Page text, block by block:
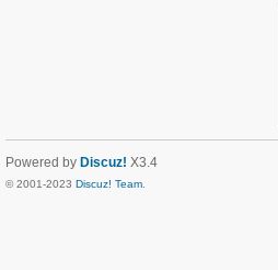
Powered by Discuz! X3.4
© 2001-2023 Discuz! Team